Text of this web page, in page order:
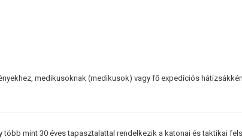
medikusoknak (medikusok) vagy fő expedíciós
több mint 30 éves tapasztalattal rendelkezik a katonai és taktikai